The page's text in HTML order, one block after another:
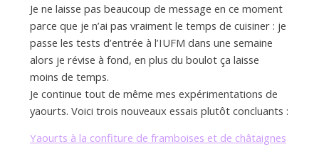
Je ne laisse pas beaucoup de message en ce moment
parce que je n’ai pas vraiment le temps de cuisiner : je
passe les tests d’entrée à l’IUFM dans une semaine
alors je révise à fond, en plus du boulot ça laisse
moins de temps.
Je continue tout de même mes expérimentations de
yaourts. Voici trois nouveaux essais plutôt concluants :
Yaourts à la confiture de framboises et de châtaignes